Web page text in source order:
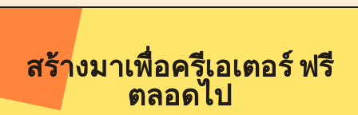
สร้างมาเพื่อครีเอเตอร์ ฟรี
ตลอดไป